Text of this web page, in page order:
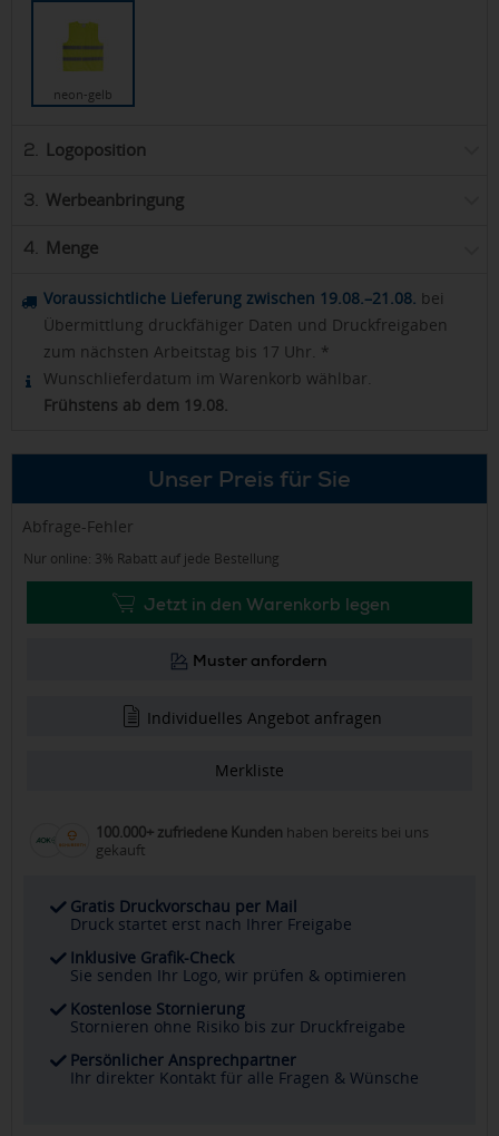
neon-gelb
2. Logoposition
3. Werbeanbringung
4. Menge
Voraussichtliche Lieferung zwischen 19.08.–21.08. bei
Übermittlung druckfähiger Daten und Druckfreigaben
zum nächsten Arbeitstag bis 17 Uhr. *
Wunschlieferdatum im Warenkorb wählbar.
Frühstens ab dem 19.08.
Unser Preis für Sie
Abfrage-Fehler
Nur online: 3% Rabatt auf jede Bestellung
Jetzt in den Warenkorb legen
Muster anfordern
Individuelles Angebot anfragen
Merkliste
100.000+ zufriedene Kunden haben bereits bei uns
gekauft
Gratis Druckvorschau per Mail
Druck startet erst nach Ihrer Freigabe
Inklusive Grafik-Check
Sie senden Ihr Logo, wir prüfen & optimieren
Kostenlose Stornierung
Stornieren ohne Risiko bis zur Druckfreigabe
Persönlicher Ansprechpartner
Ihr direkter Kontakt für alle Fragen & Wünsche